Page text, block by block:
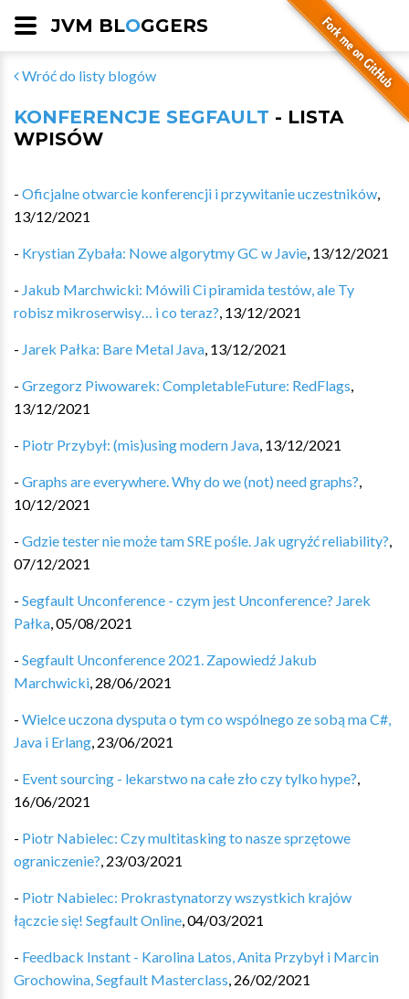
JVM BLOGGERS
Wróć do listy blogów
KONFERENCJE SEGFAULT - LISTA
WPISÓW
- Oficjalne otwarcie konferencji i przywitanie uczestników,
13/12/2021
- Krystian Zybała: Nowe algorytmy GC w Javie, 13/12/2021
- Jakub Marchwicki: Mówili Ci piramida testów, ale Ty
robisz mikroserwisy… i co teraz?, 13/12/2021
- Jarek Pałka: Bare Metal Java, 13/12/2021
- Grzegorz Piwowarek: CompletableFuture: RedFlags,
13/12/2021
- Piotr Przybył: (mis)using modern Java, 13/12/2021
- Graphs are everywhere. Why do we (not) need graphs?,
10/12/2021
- Gdzie tester nie może tam SRE pośle. Jak ugryźć reliability?,
07/12/2021
- Segfault Unconference - czym jest Unconference? Jarek
Pałka,05/08/2021
- Segfault Unconference 2021. Zapowiedź Jakub
Marchwicki, 28/06/2021
- Wielce uczona dysputa o tym co wspólnego ze sobą ma C#,
Java i Erlang, 23/06/2021
- Event sourcing - lekarstwo na całe zło czy tylko hype?,
16/06/2021
- Piotr Nabielec: Czy multitasking to nasze sprzętowe
ograniczenie?, 23/03/2021
- Piotr Nabielec: Prokrastynatorzy wszystkich krajów
łączcie się! Segfault Online,04/03/2021
- Feedback Instant - Karolina Latos, Anita Przybył i Marcin
Grochowina, Segfault Masterclass, 26/02/2021